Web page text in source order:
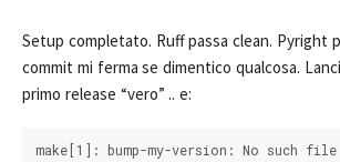
Setup completato. Ruff passa clean. Pyright
commit mi ferma se dimentico qualcosa.
primo release “vero” .. e: